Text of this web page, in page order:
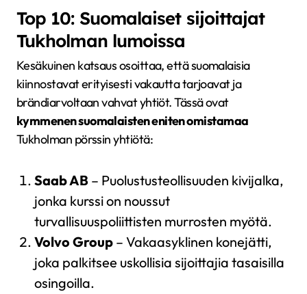
Top 10: Suomalaiset sijoittajat
Tukholman lumoissa
Kesäkuinen katsaus osoittaa, että suomalaisia
kiinnostavat erityisesti vakautta tarjoavat ja
brändiarvoltaan vahvat yhtiöt. Tässä ovat
kymmenen suomalaisten eniten omistamaa
Tukholman pörssin yhtiötä:
Saab AB – Puolustusteollisuuden kivijalka,
jonka kurssi on noussut
turvallisuuspoliittisten murrosten myötä.
Volvo Group– Vakaasyklinen konejätti,
joka palkitsee uskollisia sijoittajia tasaisilla
osingoilla.